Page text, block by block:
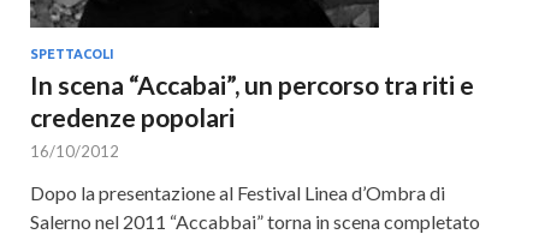
SPETTACOLI
In scena “Accabai”, un percorso tra riti e
credenze popolari
16/10/2012
Dopo la presentazione al Festival Linea d’Ombra di
Salerno nel 2011 “Accabbai” torna in scena completato